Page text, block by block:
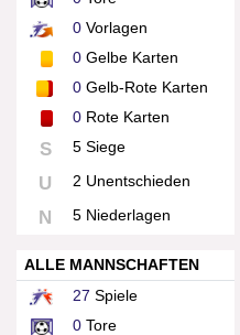
0 Vorlagen
0 Gelbe Karten
0 Gelb-Rote Karten
0 Rote Karten
S 5 Siege
U 2 Unentschieden
N 5 Niederlagen
ALLE MANNSCHAFTEN
27 Spiele
0 Tore